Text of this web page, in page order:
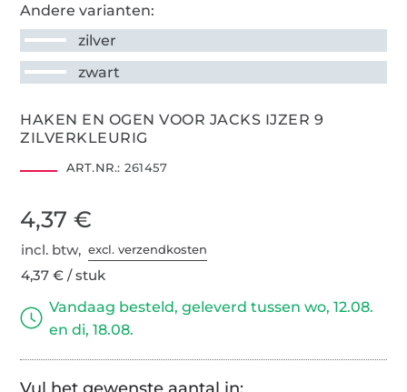
Andere varianten:
zilver
zwart
HAKEN EN OGEN VOOR JACKS IJZER 9
ZILVERKLEURIG
ART.NR.: 261457
4,37 €
incl. btw,excl. verzendkosten
4,37 € / stuk
Vandaag besteld, geleverd tussen wo, 12.08.
en di, 18.08.